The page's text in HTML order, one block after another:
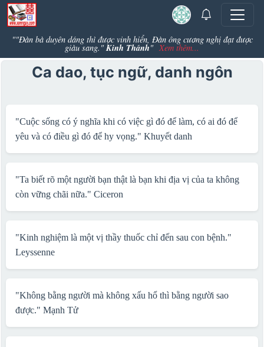
""Đàn bà duyên dáng thì được vinh hiển, Đàn ông cương nghị đạt được
giàu sang."Kinh Thánh" Xem thêm...
Ca dao, tục ngữ, danh ngôn
"Cuộc sống có ý nghĩa khi có việc gì đó để làm, có ai đó để
yêu và có điều gì đó để hy vọng." Khuyết danh
"Ta biết rõ một người bạn thật là bạn khi địa vị của ta không
còn vững chãi nữa." Ciceron
"Kinh nghiệm là một vị thầy thuốc chỉ đến sau con bệnh."
Leyssenne
"Không bằng người mà không xấu hổ thì bằng người sao
được." Mạnh Tử